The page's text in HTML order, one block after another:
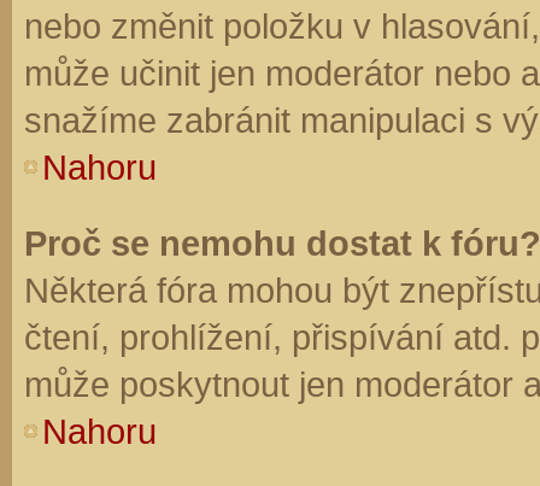
nebo změnit položku v
může učinit jen moderátor nebo
snažíme zabránit manipulaci s
Nahoru
Proč se nemohu dostat k fóru?
Některá fóra mohou být
čtení, prohlížení, přispívání atd.
může poskytnout jen moderátor
Nahoru